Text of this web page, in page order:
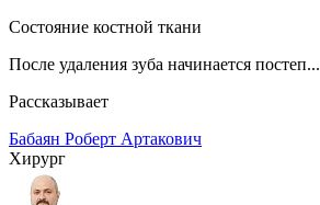
Состояние костной ткани
После удаления зуба начинается постеп...
Рассказывает
Бабаян Роберт Артакович
Хирург